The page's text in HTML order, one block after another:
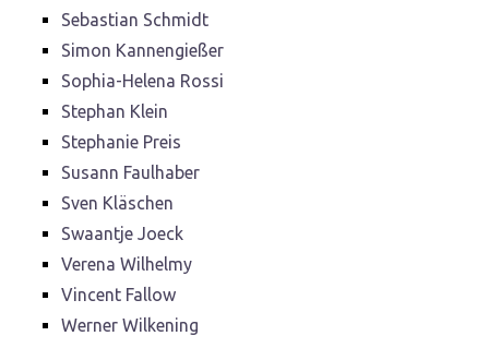
Sebastian Schmidt
Simon Kannengießer
Sophia-Helena Rossi
Stephan Klein
Stephanie Preis
Susann Faulhaber
Sven Kläschen
Swaantje Joeck
Verena Wilhelmy
Vincent Fallow
Werner Wilkening